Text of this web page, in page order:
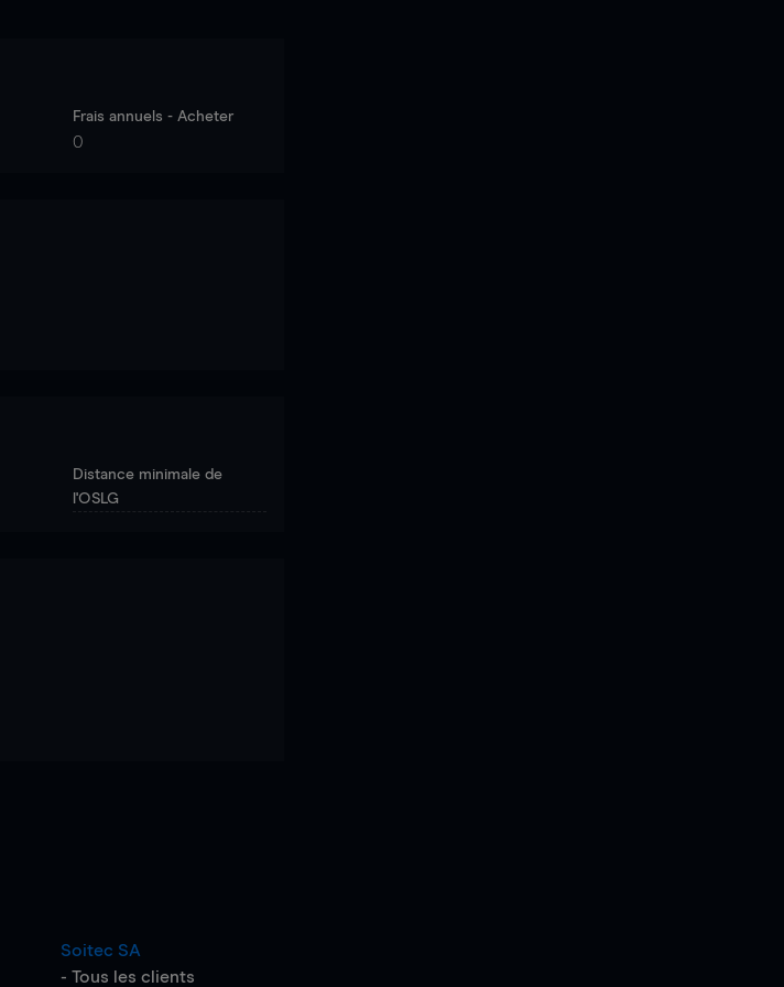
Frais annuels - Acheter
0
Distance minimale de
l'OSLG
Soitec SA
- Tous les clients